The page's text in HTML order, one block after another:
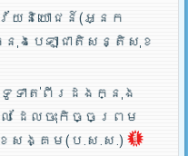
យនិយោជន៍(អ្នក
ងបេឡាជាតិសន្តិសុខ
ទាត់ពីរដងក្នុង
ដែលចុះកិច្ចព្រម
ខសង្គម(ប.ស.ស.)